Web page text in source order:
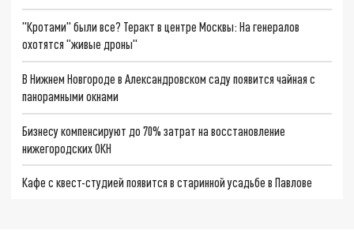
"Кротами" были все? Теракт в центре Москвы: На генералов
охотятся "живые дроны"
В Нижнем Новгороде в Александровском саду появится чайная с
панорамными окнами
Бизнесу компенсируют до 70% затрат на восстановление
нижегородских ОКН
Кафе с квест-студией появится в старинной усадьбе в Павлове